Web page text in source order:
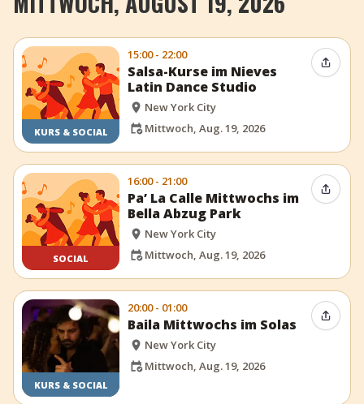
KURS & SOCIAL
15:00 - 22:00
Salsa-Kurse im Nieves
Latin Dance Studio
New York City
Mittwoch, Aug. 19, 2026
Event
SOCIAL
16:00 - 21:00
Pa’ La Calle Mittwochs im
Bella Abzug Park
New York City
Mittwoch, Aug. 19, 2026
Event
KURS & SOCIAL
20:00 - 01:00
Baila Mittwochs im Solas
New York City
Mittwoch, Aug. 19, 2026
Event